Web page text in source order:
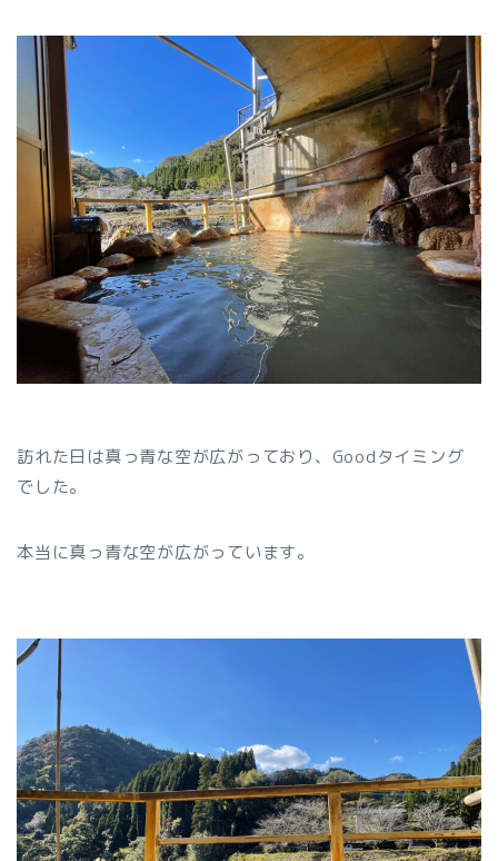
訪れた日は真っ青な空が広がっており、Goodタイミング
でした。
本当に真っ青な空が広がっています。